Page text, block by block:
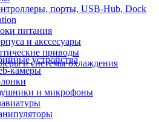
порты, USB-Hub, Dock
питания
и акссесуары
приводы
и системы охлаждения
устройства
камеры
и микрофоны